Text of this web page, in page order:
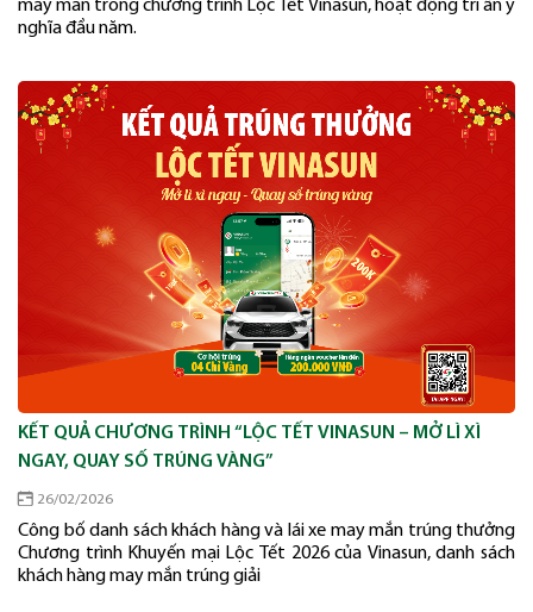
may mắn trong chương trình Lộc Tết Vinasun, hoạt động tri ân ý
nghĩa đầu năm.
KẾT QUẢ CHƯƠNG TRÌNH “LỘC TẾT VINASUN – MỞ LÌ XÌ
NGAY, QUAY SỐ TRÚNG VÀNG”
26/02/2026
Công bố danh sách khách hàng và lái xe may mắn trúng thưởng
Chương trình Khuyến mại Lộc Tết 2026 của Vinasun, danh sách
khách hàng may mắn trúng giải